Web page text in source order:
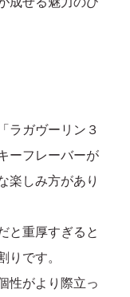
ラガヴーリン３
ーフレーバーが
楽しみ方があり
と重厚すぎると
です。
性がより際立っ